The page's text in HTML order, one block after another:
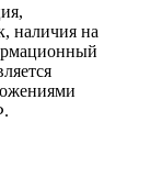
наличия на